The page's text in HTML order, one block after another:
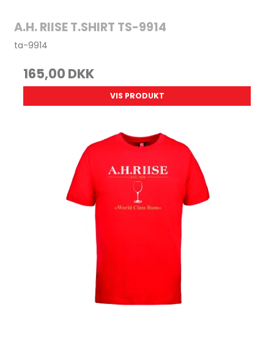
A.H. RIISE T.SHIRT TS-9914
ta-9914
165,00 DKK
VIS PRODUKT